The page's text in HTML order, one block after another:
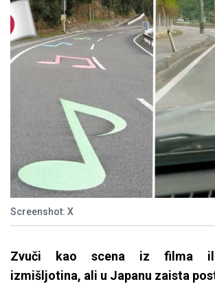
Screenshot: X
Zvuči kao scena iz filma ili
izmišljotina, ali u Japanu zaista